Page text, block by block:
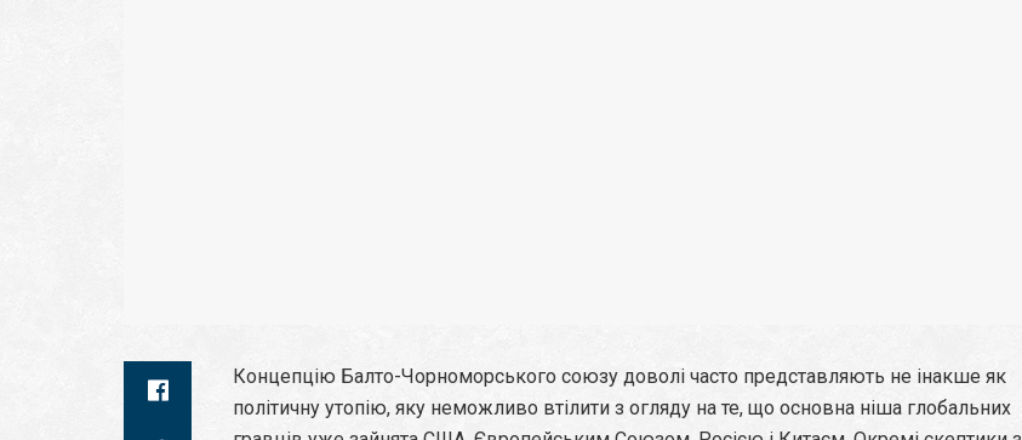
Концепцію Балто-Чорноморського союзу доволі часто представляють не інакше як
політичну утопію, яку неможливо втілити з огляду на те, що основна ніша глобальних